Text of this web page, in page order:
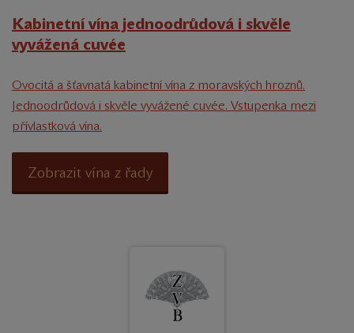
Kabinetní vína jednoodrůdová i skvěle
vyvážená cuvée
Ovocitá a šťavnatá kabinetní vína z moravských hroznů.
Jednoodrůdová i skvěle vyvážené cuvée. Vstupenka mezi
přívlastková vína.
Zobrazit vína z řady